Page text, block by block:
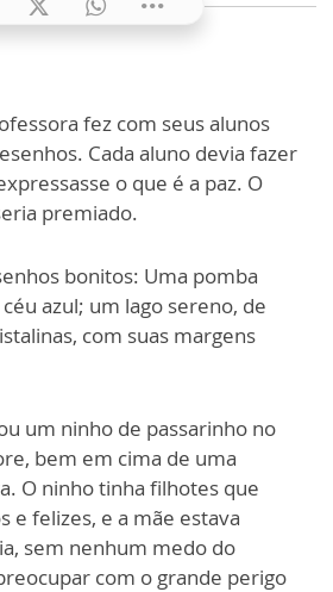
fez com seus alunos
Cada aluno devia fazer
o que é a paz. O
premiado.
bonitos: Uma pomba
azul; um lago sereno, de
com suas margens
um ninho de passarinho no
bem em cima de uma
O ninho tinha filhotes que
e felizes, e a mãe estava
sem nenhum medo do
com o grande perigo